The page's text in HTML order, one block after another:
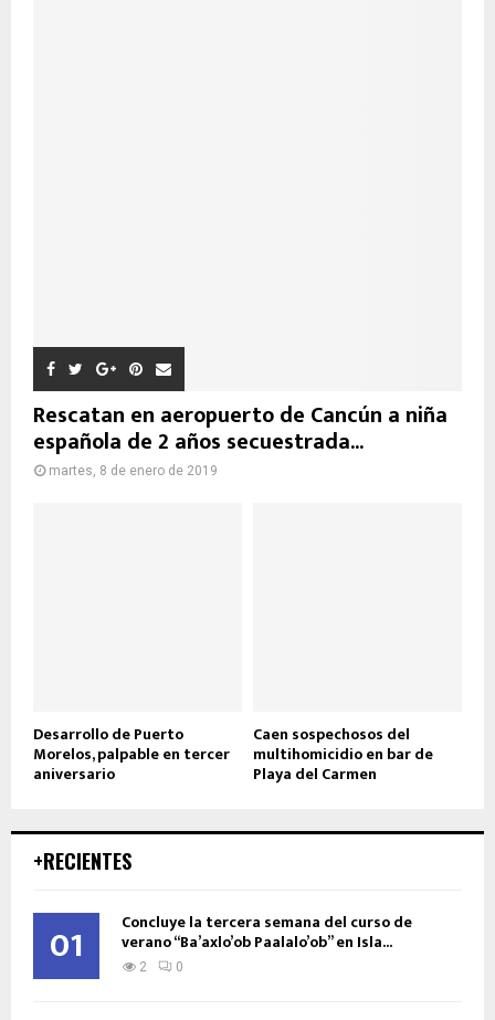
Rescatan en aeropuerto de Cancún a niña
española de 2 años secuestrada...
martes, 8 de enero de 2019
Desarrollo de Puerto
Morelos, palpable en tercer
aniversario
Caen sospechosos del
multihomicidio en bar de
Playa del Carmen
+RECIENTES
01 Concluye la tercera semana del curso de
verano “Ba’axlo’ob Paalalo’ob” en Isla...
2 0